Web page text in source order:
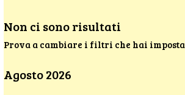
Non ci sono risultati
Prova a cambiare i filtri che hai
Agosto 2026